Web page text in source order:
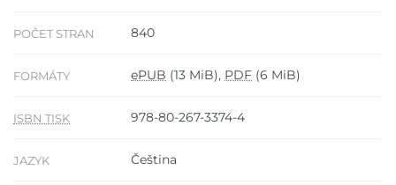
POČET STRAN 840
FORMÁTY ePUB (13 MiB), PDF (6 MiB)
ISBN TISK 978-80-267-3374-4
JAZYK Čeština